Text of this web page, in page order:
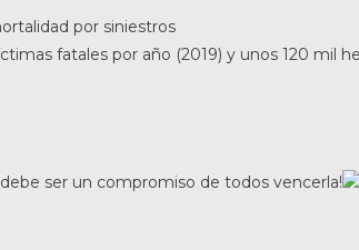
por siniestros
fatales por año (2019) y unos 120 mil
ser un compromiso de todos vencerla!